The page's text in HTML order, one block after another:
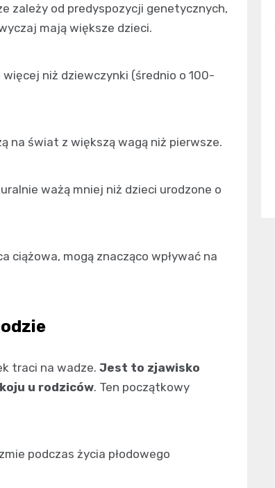
zależy od predyspozycji genetycznych,
mają większe dzieci.
niż dziewczynki (średnio o 100-
na świat z większą wagą niż pierwsze.
ważą mniej niż dzieci urodzone o
ciążowa, mogą znacząco wpływać na
traci na wadze. Jest to zjawisko
u rodziców. Ten początkowy
podczas życia płodowego